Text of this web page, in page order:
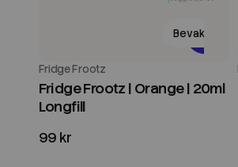
Bevaka
Fridge Frootz
Fridge Frootz | Orange | 20ml
Longfill
99 kr